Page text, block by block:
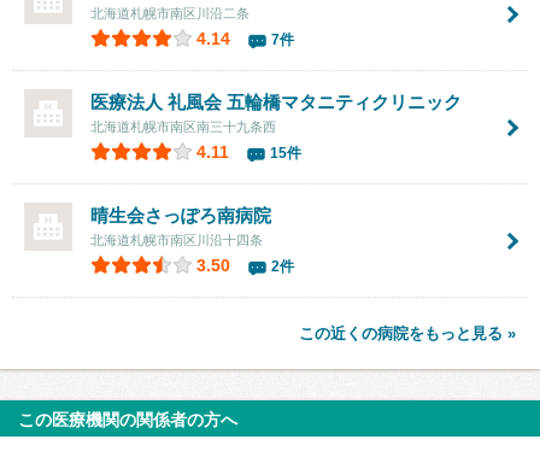
北海道札幌市南区川沿二条
4.14 7件
医療法人 礼風会 五輪橋マタニティクリニック
北海道札幌市南区南三十九条西
4.11 15件
晴生会さっぽろ南病院
北海道札幌市南区川沿十四条
3.50 2件
この近くの病院をもっと見る »
この医療機関の関係者の方へ